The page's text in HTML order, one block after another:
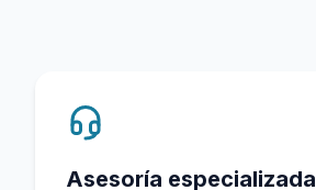
Asesoría especializada